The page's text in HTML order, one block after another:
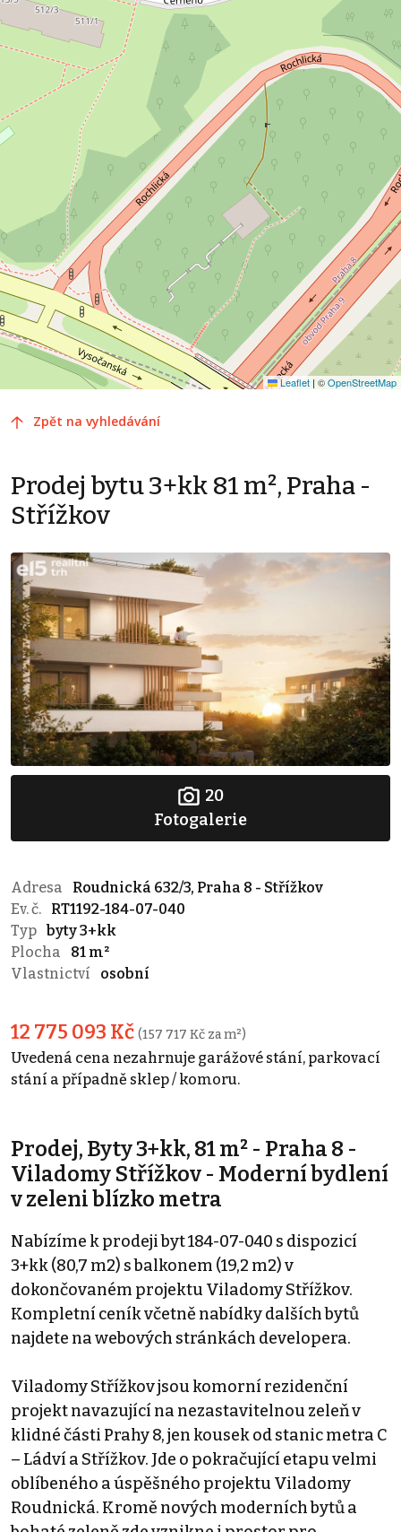
Leaflet | ©OpenStreetMap
Zpět na vyhledávání
Prodej bytu 3+kk 81 m², Praha -
Střížkov
20
Fotogalerie
Adresa
Roudnická 632/3, Praha 8 - Střížkov
Ev. č.
RT1192-184-07-040
Typ byty 3+kk
Plocha
81 m²
Vlastnictví
osobní
12 775 093 Kč (157 717 Kč za m²)
Uvedená cena nezahrnuje garážové stání, parkovací
stání a případně sklep / komoru.
Prodej, Byty 3+kk, 81 m² - Praha 8 -
Viladomy Střížkov - Moderní bydlení
v zeleni blízko metra
Nabízíme k prodeji byt 184-07-040 s dispozicí
3+kk (80,7 m2) s balkonem (19,2 m2) v
dokončovaném projektu Viladomy Střížkov.
Kompletní ceník včetně nabídky dalších bytů
najdete na webových stránkách developera.
Viladomy Střížkov jsou komorní rezidenční
projekt navazující na nezastavitelnou zeleň v
klidné části Prahy 8, jen kousek od stanic metra C
– Ládví a Střížkov. Jde o pokračující etapu velmi
oblíbeného a úspěšného projektu Viladomy
Roudnická. Kromě nových moderních bytů a